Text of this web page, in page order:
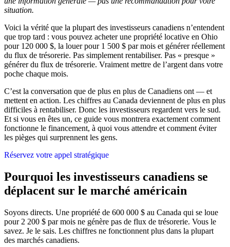
situation.
Voici la vérité que la plupart des investisseurs canadiens n’entendent
que trop tard : vous pouvez acheter une propriété locative en Ohio
pour 120 000 $, la louer pour 1 500 $ par mois et générer réellement
du flux de trésorerie. Pas simplement rentabiliser. Pas « presque »
générer du flux de trésorerie. Vraiment mettre de l’argent dans votre
poche chaque mois.
C’est la conversation que de plus en plus de Canadiens ont — et
mettent en action. Les chiffres au Canada deviennent de plus en plus
difficiles à rentabiliser. Donc les investisseurs regardent vers le sud.
Et si vous en êtes un, ce guide vous montrera exactement comment
fonctionne le financement, à quoi vous attendre et comment éviter
les pièges qui surprennent les gens.
Réservez votre appel stratégique
Pourquoi les investisseurs canadiens se
déplacent sur le marché américain
Soyons directs. Une propriété de 600 000 $ au Canada qui se loue
pour 2 200 $ par mois ne génère pas de flux de trésorerie. Vous le
savez. Je le sais. Les chiffres ne fonctionnent plus dans la plupart
des marchés canadiens.